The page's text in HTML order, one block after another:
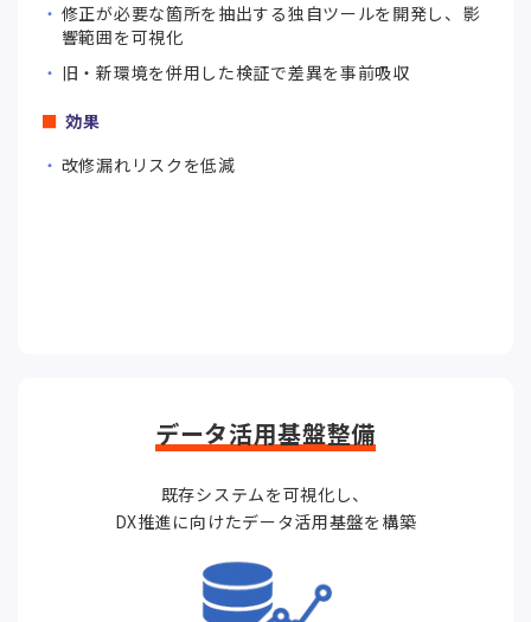
修正が必要な箇所を抽出する独自ツールを開発し、影
響範囲を可視化
旧・新環境を併用した検証で差異を事前吸収
効果
改修漏れリスクを低減
データ活用基盤整備
既存システムを可視化し、
DX推進に向けたデータ活用基盤を構築